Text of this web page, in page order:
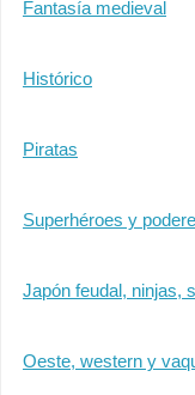
Fantasía medieval
Histórico
Piratas
Superhéroes y
Japón feudal, ninjas,
Oeste, western y